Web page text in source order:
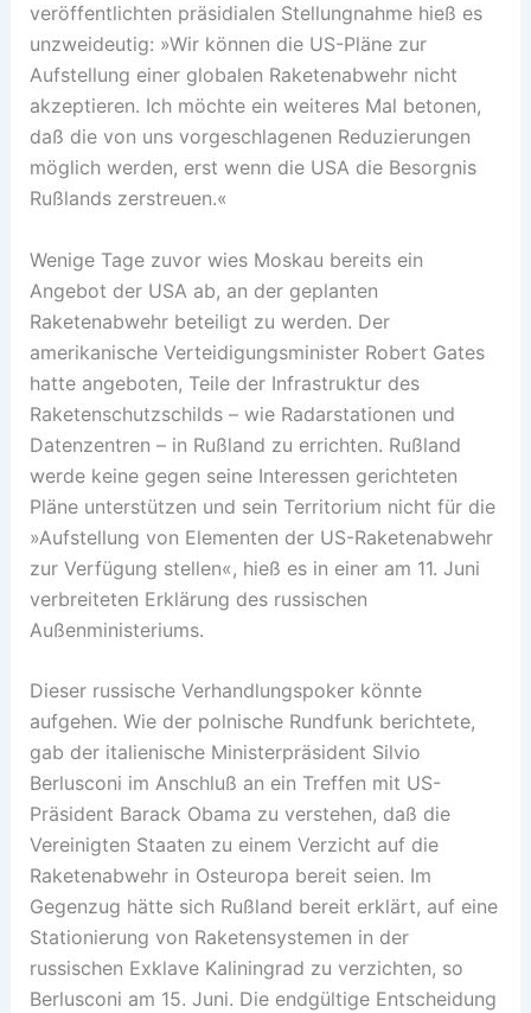
veröffentlichten präsidialen Stellungnahme hieß es
unzweideutig: »Wir können die US-Pläne zur
Aufstellung einer globalen Raketenabwehr nicht
akzeptieren. Ich möchte ein weiteres Mal betonen,
daß die von uns vorgeschlagenen Reduzierungen
möglich werden, erst wenn die USA die Besorgnis
Rußlands zerstreuen.«
Wenige Tage zuvor wies Moskau bereits ein
Angebot der USA ab, an der geplanten
Raketenabwehr beteiligt zu werden. Der
amerikanische Verteidigungsminister Robert Gates
hatte angeboten, Teile der Infrastruktur des
Raketenschutzschilds – wie Radarstationen und
Datenzentren – in Rußland zu errichten. Rußland
werde keine gegen seine Interessen gerichteten
Pläne unterstützen und sein Territorium nicht für die
»Aufstellung von Elementen der US-Raketenabwehr
zur Verfügung stellen«, hieß es in einer am 11. Juni
verbreiteten Erklärung des russischen
Außenministeriums.
Dieser russische Verhandlungspoker könnte
aufgehen. Wie der polnische Rundfunk berichtete,
gab der italienische Ministerpräsident Silvio
Berlusconi im Anschluß an ein Treffen mit US-
Präsident Barack Obama zu verstehen, daß die
Vereinigten Staaten zu einem Verzicht auf die
Raketenabwehr in Osteuropa bereit seien. Im
Gegenzug hätte sich Rußland bereit erklärt, auf eine
Stationierung von Raketensystemen in der
russischen Exklave Kaliningrad zu verzichten, so
Berlusconi am 15. Juni. Die endgültige Entscheidung